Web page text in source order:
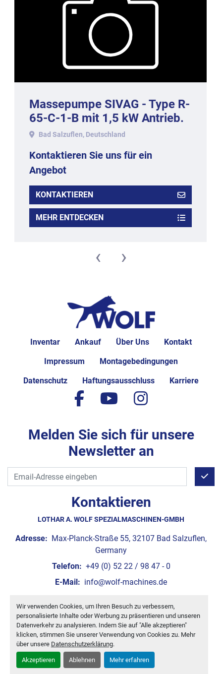
Wir verwenden Cookies, um Ihren Besuch zu verbessern,
personalisierte Inhalte oder Werbung zu präsentieren und unseren
Datenverkehr zu analysieren. Indem Sie auf "Alle akzeptieren"
klicken, stimmen Sie unserer Verwendung von Cookies zu. Mehr
über unsere Datenschutzerklärung.
Akzeptieren Ablehnen Mehr erfahren
Massepumpe SIVAG - Type R-
65-C-1-B mit 1,5 kW Antrieb.
Bad Salzuflen, Deutschland
Kontaktieren Sie uns für ein
Angebot
KONTAKTIEREN
MEHR ENTDECKEN
‹ ›
Inventar Ankauf Über Uns Kontakt
Impressum Montagebedingungen
Datenschutz Haftungsausschluss Karriere
Kontaktieren
LOTHAR A. WOLF SPEZIALMASCHINEN-GMBH
Adresse: Max-Planck-Straße 55, 32107 Bad Salzuflen,
Germany
Telefon: +49 (0) 52 22 / 98 47 - 0
E-Mail: info@wolf-machines.de
Cookie-Einstellungen
Machinio System-Website vonMachinio
facebook
youtubeinstagram
Melden Sie sich für unsere
Newsletter an